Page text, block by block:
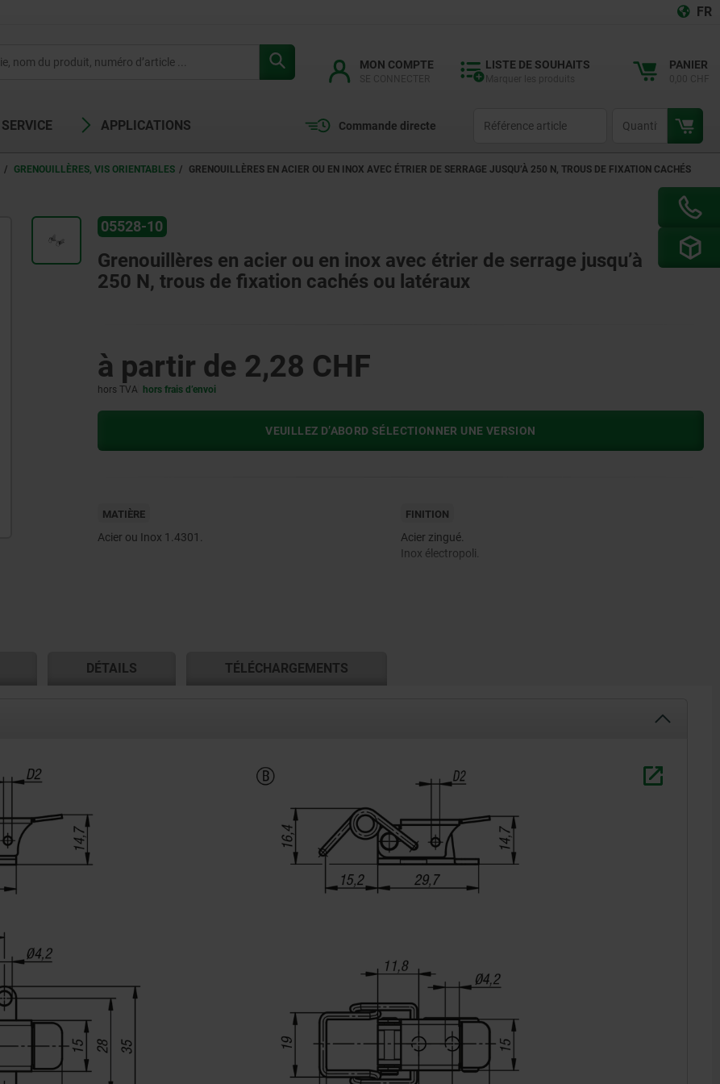
FR
MON COMPTE LISTE DE SOUHAITS PANIER
SERVICE APPLICATIONS Commande directe
GRENOUILLÈRES, VIS ORIENTABLES
GRENOUILLÈRES EN ACIER OU EN INOX AVEC ÉTRIER DE SERRAGE JUSQU’À 250 N, TROUS DE FIXATION CACHÉS
05528-10
Grenouillères en acier ou en inox avec étrier de serrage jusqu’à
250 N, trous de fixation cachés ou latéraux
à partir de 2,28 CHF
hors TVA hors frais d’envoi
VEUILLEZ D’ABORD SÉLECTIONNER UNE VERSION
MATIÈRE
Acier ou Inox 1.4301.
FINITION
Acier zingué.
Inox électropoli.
DÉTAILS TÉLÉCHARGEMENTS